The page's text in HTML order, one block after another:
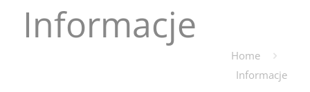
Informacje
Home
Informacje